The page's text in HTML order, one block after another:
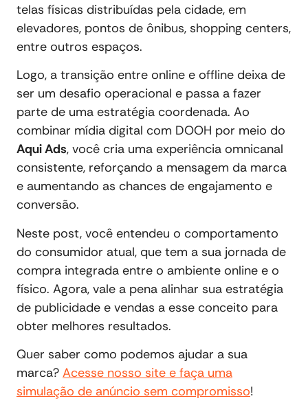
telas físicas distribuídas pela cidade, em
elevadores, pontos de ônibus, shopping centers,
entre outros espaços.
Logo, a transição entre online e offline deixa de
ser um desafio operacional e passa a fazer
parte de uma estratégia coordenada. Ao
combinar mídia digital com DOOH por meio do
Aqui Ads, você cria uma experiência omnicanal
consistente, reforçando a mensagem da marca
e aumentando as chances de engajamento e
conversão.
Neste post, você entendeu o comportamento
do consumidor atual, que tem a sua jornada de
compra integrada entre o ambiente online e o
físico. Agora, vale a pena alinhar sua estratégia
de publicidade e vendas a esse conceito para
obter melhores resultados.
Quer saber como podemos ajudar a sua
marca? Acesse nosso site e faça uma
simulação de anúncio sem compromisso!